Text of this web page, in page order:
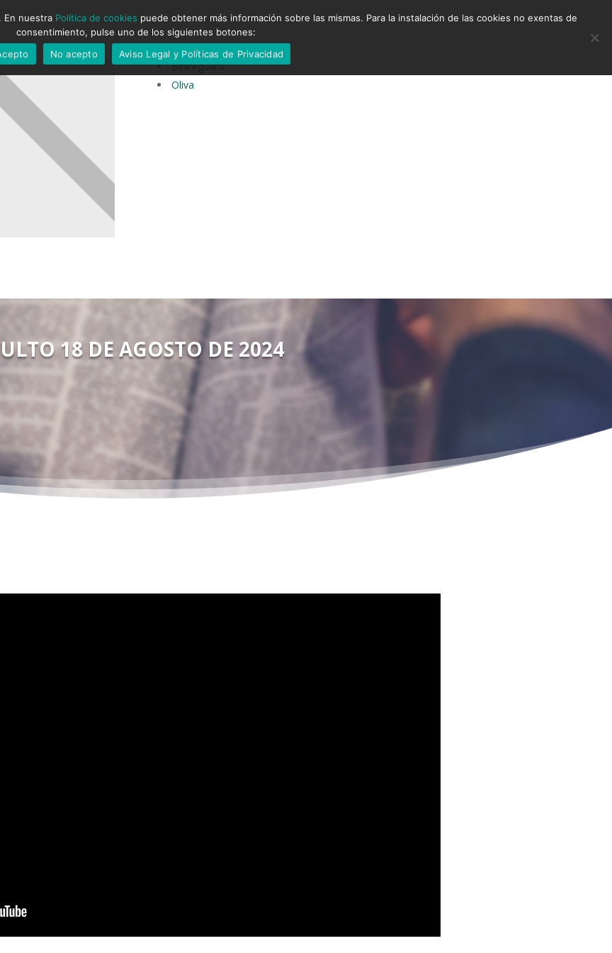
Bellreguard
Oliva
18 DE AGOSTO DE 2024
En nuestra Política de cookies puede obtener más información sobre las mismas. Para la instalación de las cookies no exentas de
consentimiento, pulse uno de los siguientes botones:
No acepto Aviso Legal y Políticas de Privacidad